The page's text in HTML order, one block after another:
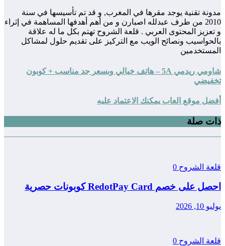
مدونة تقنية يوجد مقرها في المغرب, و قد تم تأسيسها في سنة
2010 من طرف عبدلله اصبارن و من أهم أهدفها المساهمة في إثراء
و تعزيز المحتوى العربي . قلعة الشروح تهتم بكل ما له علاقة
بالحواسيب ونصائح الويب مع التركيز على تقديم حلول لمشاكل
المستخدمين
شاومي ريدمي 5A – هاتف خيالي وبسعر جد مناسب + كوبون
تخفيضي
أفضل موقع العاب يمكنك الاعتماد عليه
ذات صلة
قلعة الشروح 0
احصل على خصم RedotPay Card كوبونات حصرية
يوليو 10, 2026
قلعة الشروح 0